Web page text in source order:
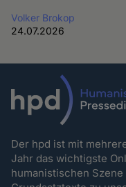
Volker Brokop
24.07.2026
Der hpd ist mit
Jahr das wichtigste
humanistischen